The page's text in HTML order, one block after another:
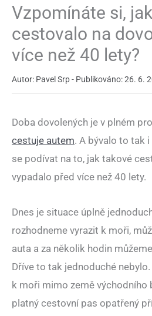
Vzpomínáte si,
cestovalo na
více než 40 lety?
Autor: Pavel Srp - Publikováno: 26. 6.
Doba dovolených je v plném
cestuje autem. A bývalo to tak
se podívat na to, jak takové
vypadalo před více než 40 lety.
Dnes je situace úplně
rozhodneme vyrazit k moři,
auta a za několik hodin
Dříve to tak jednoduché
k moři mimo země východního
platný cestovní pas opatřený